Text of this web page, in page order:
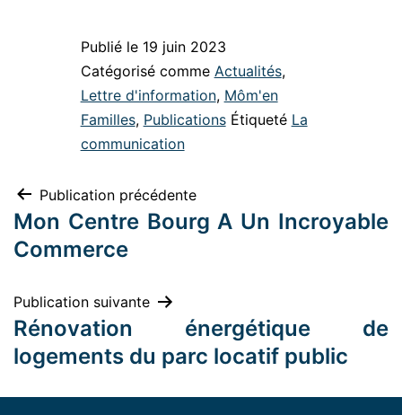
Publié le 19 juin 2023
Catégorisé comme Actualités,
Lettre d'information, Môm'en
Familles, Publications Étiqueté La
communication
Publication précédente
Mon Centre Bourg A Un Incroyable
Commerce
Publication suivante
Rénovation énergétique de
logements du parc locatif public